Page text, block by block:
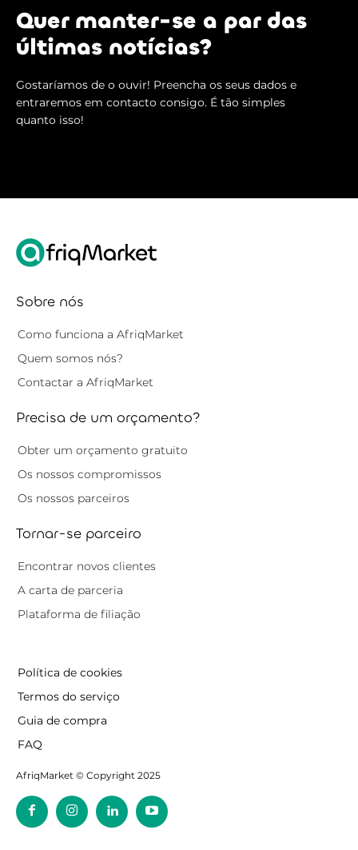
Quer manter-se a par das
últimas notícias?
Gostaríamos de o ouvir! Preencha os seus dados e
entraremos em contacto consigo. É tão simples
quanto isso!
Sobre nós
Como funciona a AfriqMarket
Quem somos nós?
Contactar a AfriqMarket
Precisa de um orçamento?
Obter um orçamento gratuito
Os nossos compromissos
Os nossos parceiros
Tornar-se parceiro
Encontrar novos clientes
A carta de parceria
Plataforma de filiação
Política de cookies
Termos do serviço
Guia de compra
FAQ
AfriqMarket © Copyright 2025